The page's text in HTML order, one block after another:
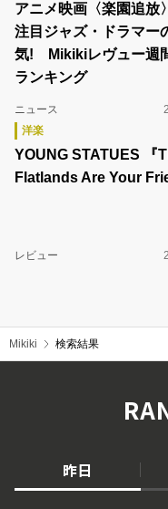
アニメ映画〈楽園追放
注目ジャズ・ドラマー
気! Mikikiレヴュー週
ランキング
ニュース
洋楽
YOUNG STATUES 『
Flatlands Are Your
レビュー
Mikiki 検索結果
昨日